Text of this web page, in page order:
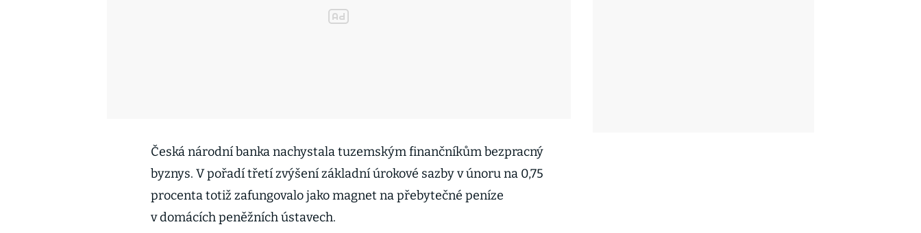
Česká národní banka nachystala tuzemským finančníkům bezpracný
byznys. V pořadí třetí zvýšení základní úrokové sazby v únoru na 0,75
procenta totiž zafungovalo jako magnet na přebytečné peníze
v domácích peněžních ústavech.